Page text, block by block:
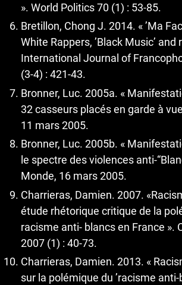
». World Politics 70 (1) : 53-85.
Bretillon, Chong J. 2014. « ’Ma
White Rappers, ’Black Music’ and
International Journal of
(3-4) : 421-43.
Bronner, Luc. 2005a. «
32 casseurs placés en garde à
11 mars 2005.
Bronner, Luc. 2005b. «
le spectre des violences anti-
Monde, 16 mars 2005.
Charrieras, Damien. 2007.
étude rhétorique critique de la
racisme anti- blancs en France ».
2007 (1) : 40-73.
Charrieras, Damien. 2013. «
sur la polémique du ’racisme anti-